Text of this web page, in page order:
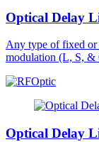
Optical Delay
Any type of fixed
modulation (L, S, &
Optical Delay